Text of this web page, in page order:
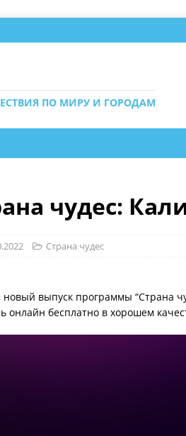
ПО МИРУ И ГОРОДАМ
чудес:
Страна чудес
выпуск программы “Страна
онлайн бесплатно в хорошем